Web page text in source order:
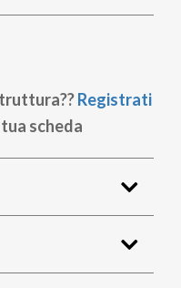
Registrati
scheda